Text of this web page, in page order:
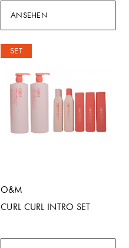
ANSEHEN
SET
O&M
CURL CURL INTRO SET